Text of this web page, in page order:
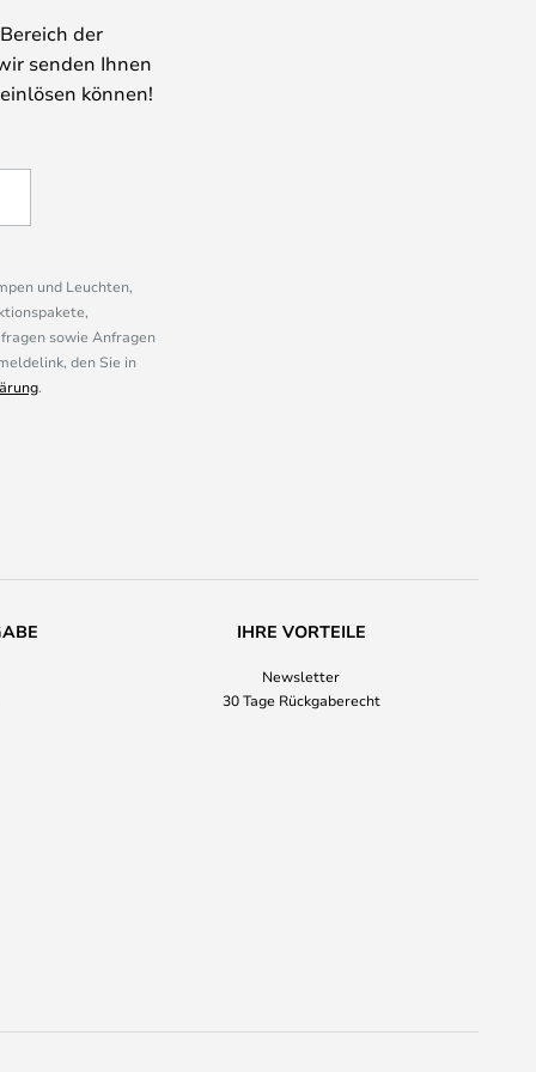
der
senden Ihnen
können!
und Leuchten,
sowie Anfragen
den Sie in
.
IHRE VORTEILE
Newsletter
30 Tage Rückgaberecht